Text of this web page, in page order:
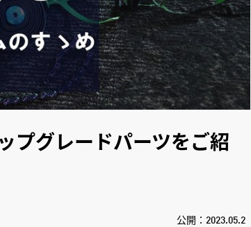
プグレードパーツをご紹
公開：2023.05.2